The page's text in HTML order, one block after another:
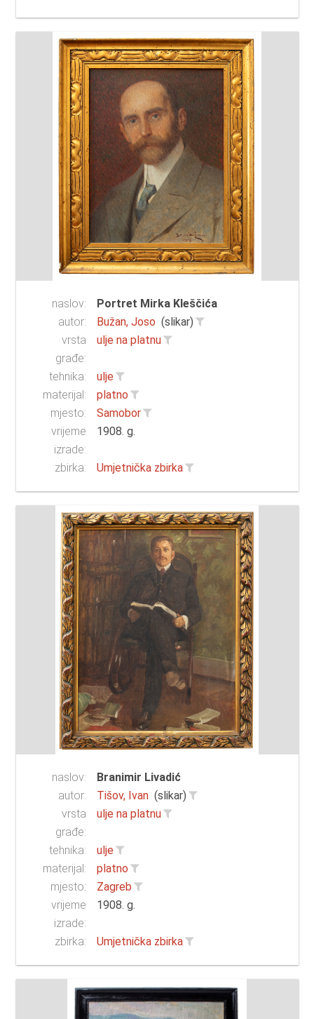
naslov:
Portret Mirka Kleščića
autor:
Bužan, Joso (slikar)
vrsta
građe:
ulje na platnu
tehnika:
ulje
materijal:
platno
mjesto:
Samobor
vrijeme
izrade:
1908. g.
zbirka: Umjetnička zbirka
naslov:
Branimir Livadić
autor:
Tišov, Ivan (slikar)
vrsta
građe:
ulje na platnu
tehnika:
ulje
materijal:
platno
mjesto:
Zagreb
vrijeme
izrade:
1908. g.
zbirka: Umjetnička zbirka